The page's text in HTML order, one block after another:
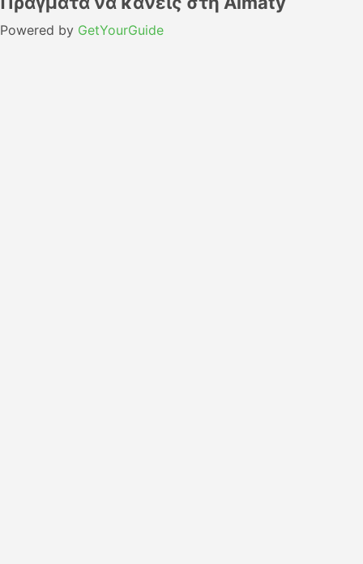
Powered by GetYourGuide